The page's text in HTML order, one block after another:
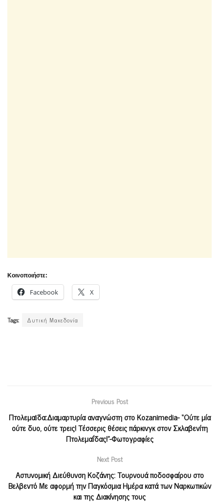
Κοινοποιήστε:
Facebook X
Tags: Δυτική Μακεδονία
Previous Post
Πτολεμαϊδα:Διαμαρτυρία αναγνώστη στο Kozanimedia- “Ούτε μία
ούτε δυο, ούτε τρεις! Τέσσερις θέσεις πάρκινγκ στον Σκλαβενίτη
Πτολεμαΐδας!”-Φωτογραφίες
Next Post
Αστυνομική Διεύθυνση Κοζάνης: Τουρνουά ποδοσφαίρου στο
Βελβεντό Με αφορμή την Παγκόσμια Ημέρα κατά των Ναρκωτικών
και της Διακίνησης τους